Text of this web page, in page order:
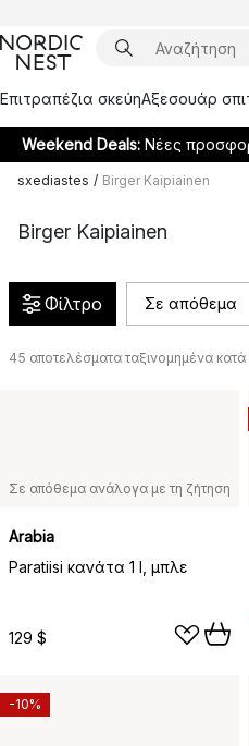
Επιτραπέζια σκεύηΑξεσουάρ
Weekend Deals: Νέες
sxediastes / Birger Kaipiainen
Birger Kaipiainen
Φίλτρο Σε απόθεμα
45 αποτελέσματα ταξινομημένα κατά
Σε απόθεμα ανάλογα με τη ζήτηση
Arabia
Paratiisi κανάτα 1 l, μπλε
129 $
-10%